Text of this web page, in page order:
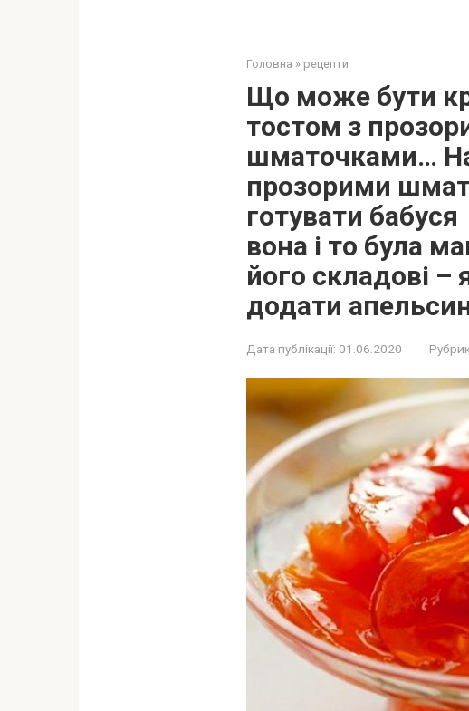
Головна » рецепти
Що може бути
тостом з
шматочками…
прозорими
готувати
вона і то була
його складові
додати
Дата публікації: 01.06.2020